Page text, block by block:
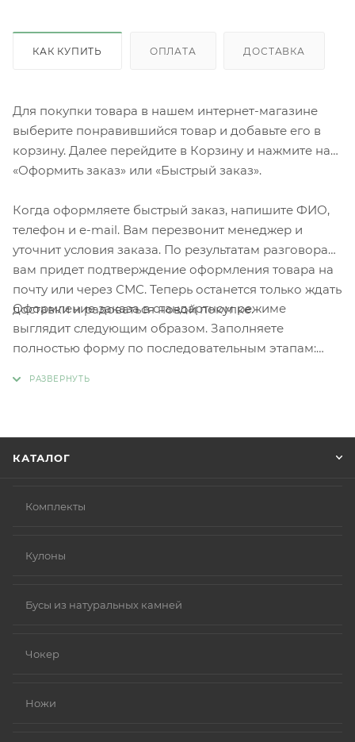
КАК КУПИТЬ ОПЛАТА ДОСТАВКА
Для покупки товара в нашем интернет-магазине
выберите понравившийся товар и добавьте его в
корзину. Далее перейдите в Корзину и нажмите на
«Оформить заказ» или «Быстрый заказ».
Когда оформляете быстрый заказ, напишите ФИО,
телефон и e-mail. Вам перезвонит менеджер и
уточнит условия заказа. По результатам разговора
вам придет подтверждение оформления товара на
почту или через СМС. Теперь останется только ждать
доставки и радоваться новой покупке.
Оформление заказа в стандартном режиме
выглядит следующим образом. Заполняете
полностью форму по последовательным этапам:
КАТАЛОГ
Комплекты
Кулоны
Бусы из натуральных камней
Чокер
Ножи